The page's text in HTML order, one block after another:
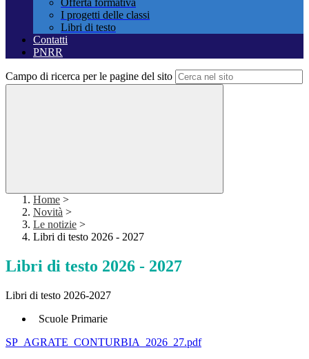
Offerta formativa
I progetti delle classi
Libri di testo
Contatti
PNRR
Campo di ricerca per le pagine del sito
Home >
Novità >
Le notizie >
Libri di testo 2026 - 2027
Libri di testo 2026 - 2027
Libri di testo 2026-2027
Scuole Primarie
SP_AGRATE_CONTURBIA_2026_27.pdf